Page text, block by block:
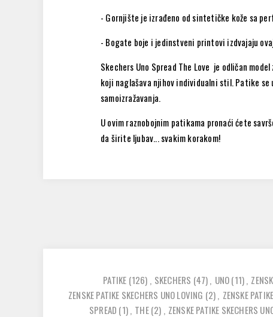
- Gornjište je izrađeno od sintetičke kože sa
- Bogate boje i jedinstveni printovi izdvajaju
Skechers Uno Spread The Love je odličan
koji naglašava njihov individualni stil. Patike se
samoizražavanja.
U ovim raznobojnim patikama pronaći ćete
da širite ljubav... svakim korakom!
PATIKE (126) , SKECHERS (47), UNO(11),
ZENSKE PATIKE SKECHERS UNO LOVING (2), ZENSKE
SPREAD (1), THE(2) , ZENSKE PATIKE SKECHERS